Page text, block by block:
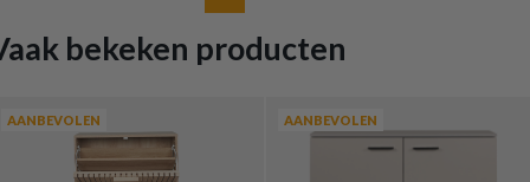
bekeken producten
AANBEVOLEN AANBEVOLEN